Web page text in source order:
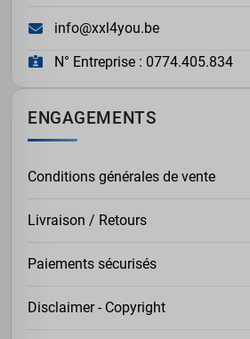
info@xxl4you.be
N° Entreprise : 0774.405.834
ENGAGEMENTS
Conditions générales de vente
Livraison / Retours
Paiements sécurisés
Disclaimer - Copyright